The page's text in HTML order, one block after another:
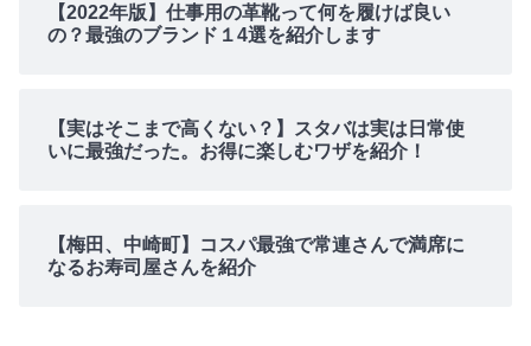
【2022年版】仕事用の革靴って何を履けば良い
の？最強のブランド１4選を紹介します
【実はそこまで高くない？】スタバは実は日常使
いに最強だった。お得に楽しむワザを紹介！
【梅田、中崎町】コスパ最強で常連さんで満席に
なるお寿司屋さんを紹介